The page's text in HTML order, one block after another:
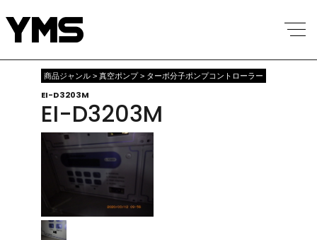
商品ジャンル > 真空ポンプ > ターボ分子ポンプコントローラー
EI-D3203M
EI-D3203M